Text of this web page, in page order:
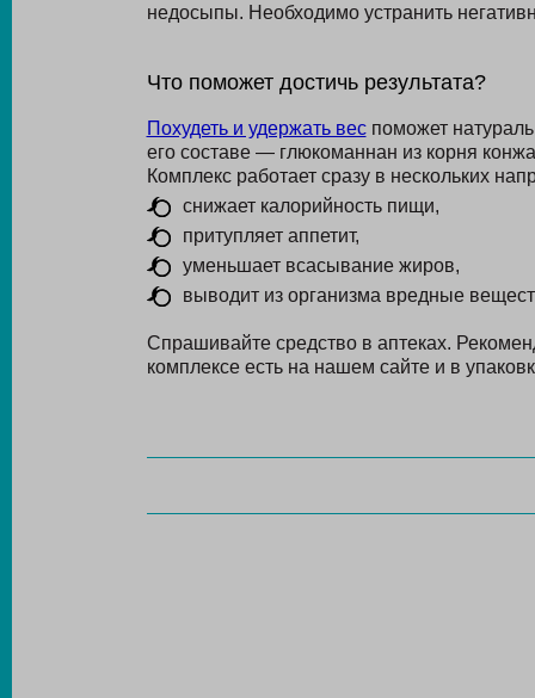
недосыпы. Необходимо устранить
Что поможет достичь результата?
Похудеть и удержать веспоможет
его составе — глюкоманнан из корня
Комплекс работает сразу в нескольких
снижает калорийность пищи,
притупляет аппетит,
уменьшает всасывание жиров,
выводит из организма вредные
Спрашивайте средство в аптеках.
комплексе есть на нашем сайте и в